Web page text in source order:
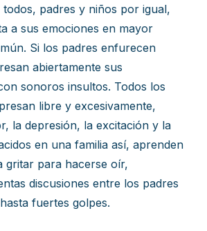
todos, padres y niños por igual,
a sus emociones en mayor
Si los padres enfurecen
abiertamente sus
sonoros insultos. Todos los
libre y excesivamente,
la depresión, la excitación y la
en una familia así, aprenden
gritar para hacerse oír,
discusiones entre los padres
fuertes golpes.